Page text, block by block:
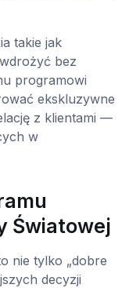
takie jak
bez
programowi
ekskluzywne
z klientami —
w
Światowej
nie tylko „dobre
decyzji